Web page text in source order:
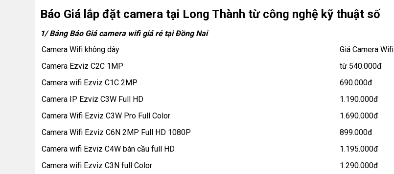
Báo Giá lắp đặt camera tại Long Thành từ công nghệ kỹ thuật số
1/ Bảng Báo Giá camera wifi giá rẻ tại Đồng Nai
Camera Wifi không dây
Giá Camera Wifi
Camera Ezviz C2C 1MP
từ 540.000đ
Camera wifi Ezviz C1C 2MP
690.000đ
Camera IP Ezviz C3W Full HD
1.190.000đ
Camera Wifi Ezviz C3W Pro Full Color
1.690.000đ
Camera Wifi Ezviz C6N 2MP Full HD 1080P
899.000đ
Camera wifi Ezviz C4W bán cầu full HD
1.195.000đ
Camera wifi Ezviz C3N full Color
1.290.000đ